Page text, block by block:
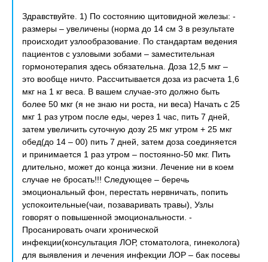
Здравствуйте. 1) По состоянию щитовидной железы: -
размеры – увеличены (норма до 14 см 3 в результате
происходит узлообразование. По стандартам ведения
пациентов с узловыми зобами – заместительная
гормонотерапия здесь обязательна. Доза 12,5 мкг –
это вообще ничто. Рассчитывается доза из расчета 1,6
мкг на 1 кг веса. В вашем случае-это должно быть
более 50 мкг (я не знаю ни роста, ни веса) Начать с 25
мкг 1 раз утром после еды, через 1 час, пить 7 дней,
затем увеличить суточную дозу 25 мкг утром + 25 мкг
обед(до 14 – 00) пить 7 дней, затем доза соединяется
и принимается 1 раз утром – постоянно-50 мкг. Пить
длительно, может до конца жизни. Лечение ни в коем
случае не бросать!!! Следующее – беречь
эмоциональный фон, перестать нервничать, попить
успокоительные(чаи, позаваривать травы), Узлы
говорят о повышенной эмоциональности. -
Просанировать очаги хронической
инфекции(консультация ЛОР, стоматолога, гинеколога)
для выявления и лечения инфекции ЛОР – бак посевы